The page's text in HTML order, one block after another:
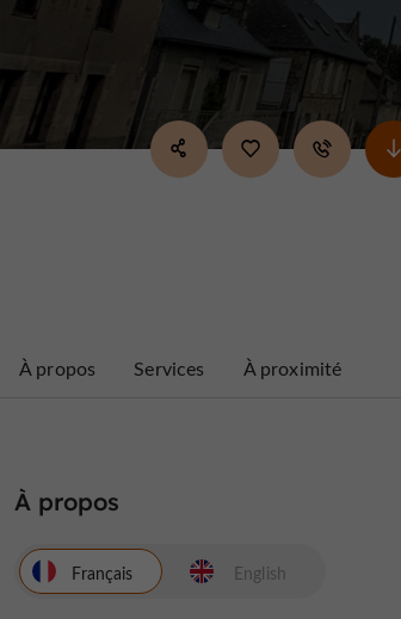
À propos Services À proximité
À propos
Français English